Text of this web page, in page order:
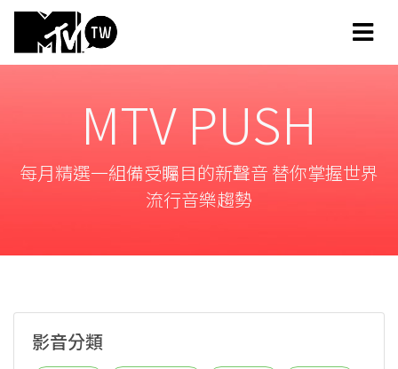
MTV PUSH
每月精選一組備受矚目的新聲音 替你掌握世界
流行音樂趨勢
影音分類